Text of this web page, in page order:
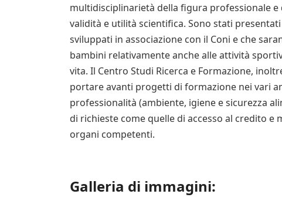
multidisciplinarietà della figura professionale
validità e utilità scientifica. Sono stati
sviluppati in associazione con il Coni e che
bambini relativamente anche alle attività
vita. Il Centro Studi Ricerca e Formazione,
portare avanti progetti di formazione nei vari
professionalità (ambiente, igiene e sicurezza
di richieste come quelle di accesso al credito e
organi competenti.
Galleria di immagini: